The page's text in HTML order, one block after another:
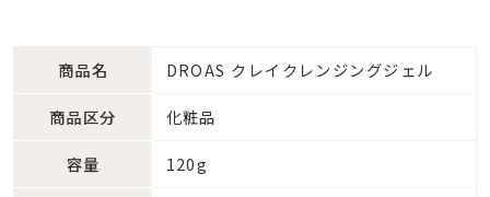
商品名 DROAS クレイクレンジングジェル
商品区分 化粧品
容量 120g